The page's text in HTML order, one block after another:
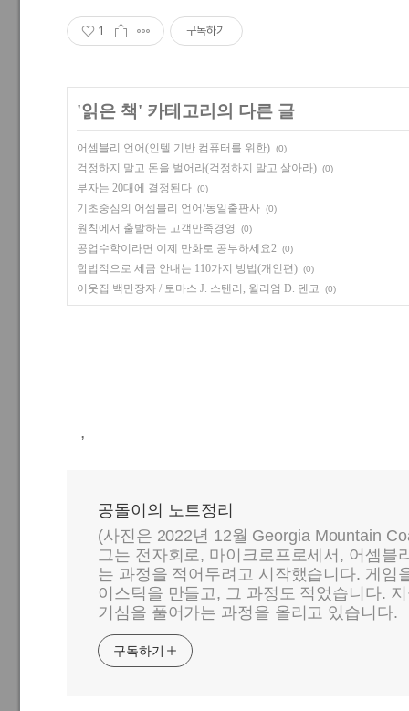
1 구독하기
'읽은 책 ' 카테고리의 다른 글
어셈블리 언어(인텔 기반 컴퓨터를 위한) (0)
걱정하지 말고 돈을 벌어라(걱정하지 말고 살아라) (0)
부자는 20대에 결정된다 (0)
기초중심의 어셈블리 언어/동일출판사 (0)
원칙에서 출발하는 고객만족경영 (0)
공업수학이라면 이제 만화로 공부하세요2 (0)
합법적으로 세금 안내는 110가지 방법(개인편) (0)
이웃집 백만장자 / 토마스 J. 스탠리, 윌리엄 D. 덴코 (0)
,
공돌이의 노트정리
(사진은 2022년 12월 Georgia Mountain
그는 전자회로, 마이크로프로세서, 어셈블
는 과정을 적어두려고 시작했습니다. 게임
이스틱을 만들고, 그 과정도 적었습니다.
기심을 풀어가는 과정을 올리고 있습니다.
구독하기